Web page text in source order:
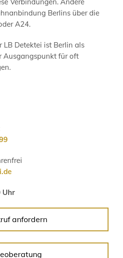
Verbindungen. Andere
Berlins über die
A24.
LB Detektei ist Berlin als
Ausgangspunkt für oft
Uhr
anfordern